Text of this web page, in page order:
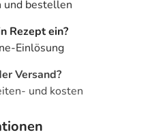
und bestellen
Rezept ein?
Einlösung
Versand?
und kosten